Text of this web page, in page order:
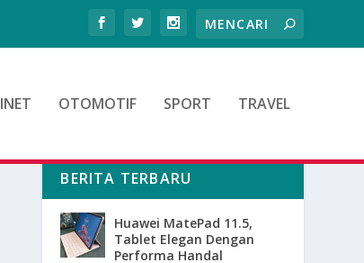
INET OTOMOTIF SPORT TRAVEL
BERITA TERBARU
Huawei MatePad 11.5,
Tablet Elegan Dengan
Performa Handal